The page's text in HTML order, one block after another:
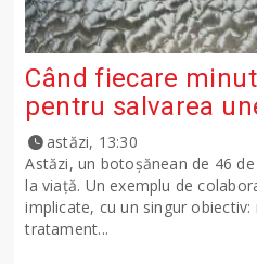
Când fiecare
pentru salvarea
astăzi, 13:30
Astăzi, un botoșănean de 46
la viață. Un exemplu de
implicate, cu un singur
tratament...